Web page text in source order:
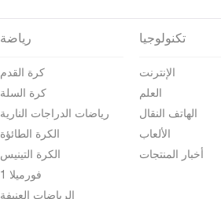
رياضة
كرة القدم
كرة السلة
رياضات الدراجات النارية
الكرة الطائؤة
الكرة التينيس
فورميلا 1
الرياضات العنيفة
تكنولوجيا
الإنترنت
العلم
الهاتف النقال
الألعاب
أخبار المنتجات